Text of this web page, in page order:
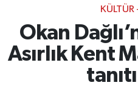
Okan
Asırlık Kent
Tüm Manşetler
Son Dakika Haberleri
Haber Arşivi